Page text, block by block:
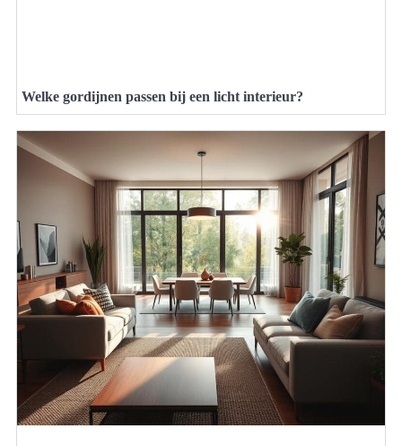
Welke gordijnen passen bij een licht interieur?